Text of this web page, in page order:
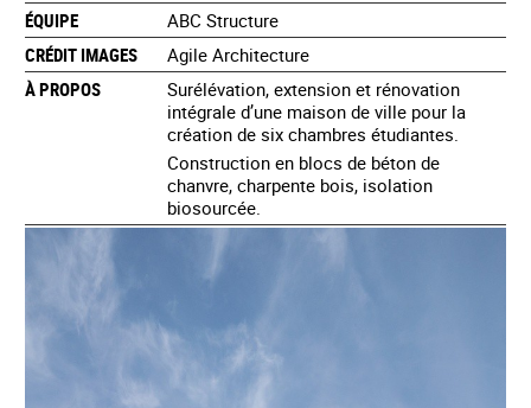
ÉQUIPE
ABC Structure
CRÉDIT IMAGES
Agile Architecture
À PROPOS
Surélévation, extension et rénovation
intégrale d’une maison de ville pour la
création de six chambres étudiantes.
Construction en blocs de béton de
chanvre, charpente bois, isolation
biosourcée.